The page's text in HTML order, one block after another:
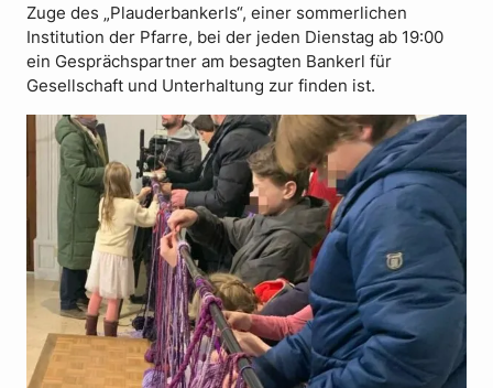
Zuge des „Plauderbankerls“, einer sommerlichen
Institution der Pfarre, bei der jeden Dienstag ab 19:00
ein Gesprächspartner am besagten Bankerl für
Gesellschaft und Unterhaltung zur finden ist.